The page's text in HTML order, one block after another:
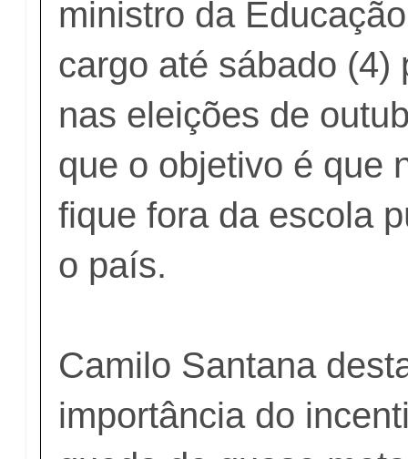
ministro da
cargo até sábado (4)
nas eleições de
que o objetivo é que
fique fora da escola
o país.
Camilo Santana
importância do